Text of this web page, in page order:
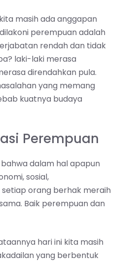
masih ada anggapan
perempuan adalah
rendah dan tidak
laki-laki merasa
direndahkan pula.
yang memang
kuatnya budaya
Perempuan
dalam hal apapun
sosial,
orang berhak meraih
Baik perempuan dan
hari ini kita masih
yang berbentuk